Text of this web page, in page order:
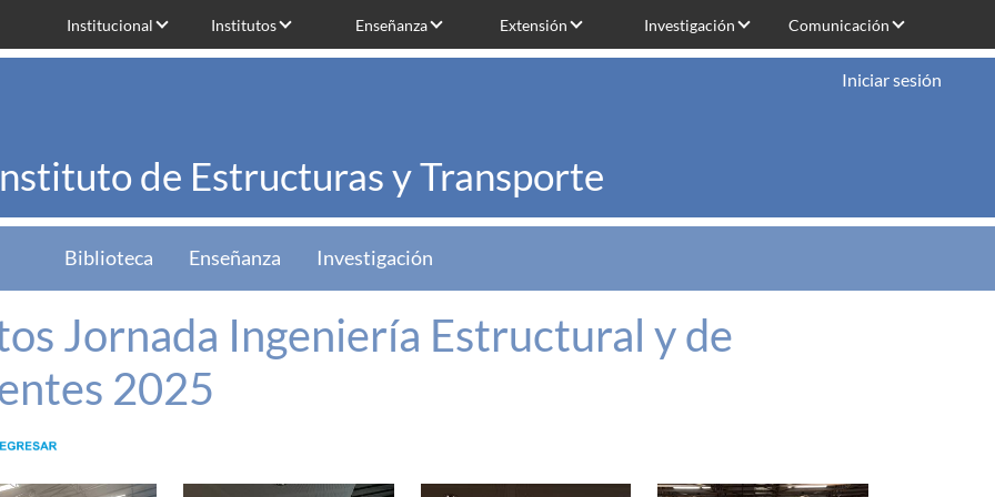
Institucional Institutos Enseñanza Extensión Investigación Comunicación
de Estructuras y Transporte
Iniciar sesión
Biblioteca Enseñanza Investigación
Jornada Ingeniería Estructural y de
2025